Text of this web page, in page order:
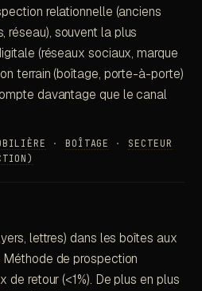
relationnelle (anciens
réseau), souvent la plus
(réseaux sociaux, marque
terrain (boîtage, porte-à-porte)
davantage que le canal
· BOÎTAGE · SECTEUR
lettres) dans les boîtes aux
de prospection
retour (<1%). De plus en plus